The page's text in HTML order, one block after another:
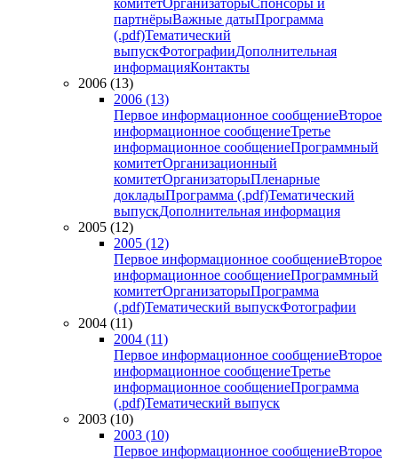
комитетОрганизаторыСпонсоры и
партнёрыВажные датыПрограмма
(.pdf)Тематический
выпускФотографииДополнительная
информацияКонтакты
2006 (13)
2006 (13)
Первое информационное сообщениеВторое
информационное сообщениеТретье
информационное сообщениеПрограммный
комитетОрганизационный
комитетОрганизаторыПленарные
докладыПрограмма (.pdf)Тематический
выпускДополнительная информация
2005 (12)
2005 (12)
Первое информационное сообщениеВторое
информационное сообщениеПрограммный
комитетОрганизаторыПрограмма
(.pdf)Тематический выпускФотографии
2004 (11)
2004 (11)
Первое информационное сообщениеВторое
информационное сообщениеТретье
информационное сообщениеПрограмма
(.pdf)Тематический выпуск
2003 (10)
2003 (10)
Первое информационное сообщениеВторое